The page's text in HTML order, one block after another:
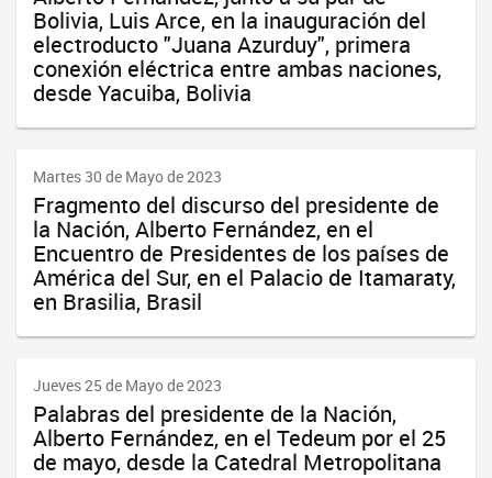
Bolivia, Luis Arce, en la inauguración del
electroducto "Juana Azurduy", primera
conexión eléctrica entre ambas naciones,
desde Yacuiba, Bolivia
Martes 30 de Mayo de 2023
Fragmento del discurso del presidente de
la Nación, Alberto Fernández, en el
Encuentro de Presidentes de los países de
América del Sur, en el Palacio de Itamaraty,
en Brasilia, Brasil
Jueves 25 de Mayo de 2023
Palabras del presidente de la Nación,
Alberto Fernández, en el Tedeum por el 25
de mayo, desde la Catedral Metropolitana